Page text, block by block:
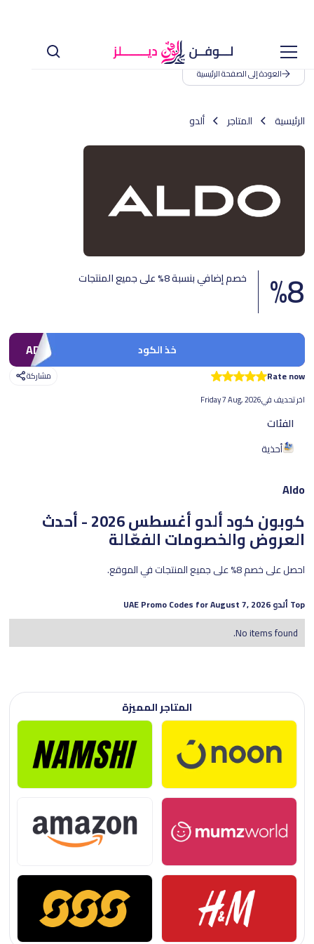
العودة إلى الصفحة الرئيسية
الرئيسية المتاجر ألدو
8
% خصم إضافي بنسبة 8% على جميع المنتجات
AD71 خذ الكود
Rate now
مشاركة
اخر تحديف فيFriday 7 Aug, 2026
الفئات
أحذية
Aldo
كوبون كود ألدو أغسطس 2026 - أحدث
العروض والخصومات الفعّالة
احصل على خصم 8% على جميع المنتجات في الموقع.
TopألدوUAE Promo Codes for
August 7, 2026
No items found.
المتاجر المميزة